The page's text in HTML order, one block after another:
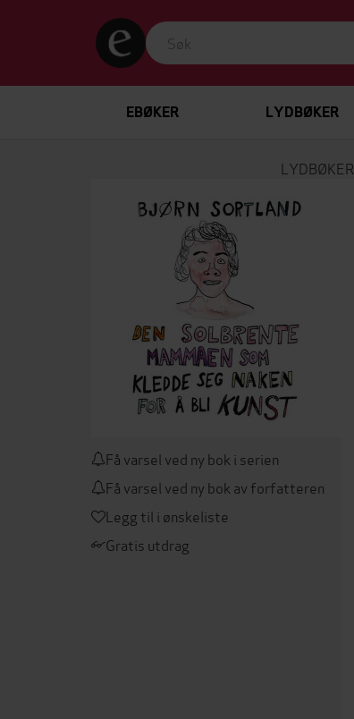
EBØKER LYDBØKER
LYDBØKER
Få varsel ved ny bok i serien
Få varsel ved ny bok av forfatteren
Legg til i ønskeliste
Gratis utdrag